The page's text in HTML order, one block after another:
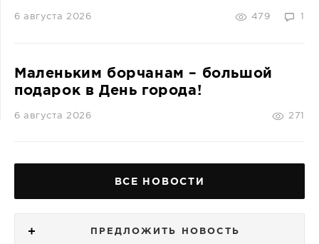
6 августа 2026 479 1
Маленьким борчанам – большой
подарок в День города!
6 августа 2026 271
ВСЕ НОВОСТИ
ПРЕДЛОЖИТЬ НОВОСТЬ